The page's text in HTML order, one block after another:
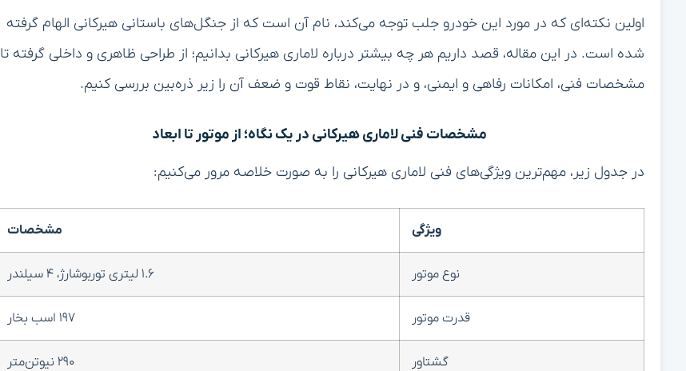
اولین نکته‌ای که در مورد این خودرو جلب توجه می‌کند، نام آن است که از جنگل‌های باستانی هیرکانی الهام گرفته
شده است. در این مقاله، قصد داریم هر چه بیشتر درباره لاماری هیرکانی بدانیم؛ از طراحی ظاهری و داخلی گرفته تا
مشخصات فنی، امکانات رفاهی و ایمنی، و در نهایت، نقاط قوت و ضعف آن را زیر ذره‌بین بررسی کنیم.
مشخصات فنی لاماری هیرکانی در یک نگاه؛ از موتور تا ابعاد
در جدول زیر، مهم‌ترین ویژگی‌های فنی لاماری هیرکانی را به صورت خلاصه مرور می‌کنیم:
ویژگی مشخصات
نوع موتور ۱.۶ لیتری توربوشارژ، ۴ سیلندر
قدرت موتور ۱۹۷ اسب بخار
گشتاور ۲۹۰ نیوتن‌متر